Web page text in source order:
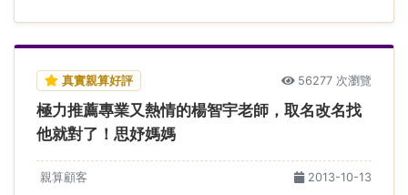
真實親算好評 56277 次瀏覽
極力推薦專業又熱情的楊智宇老師，取名改名找
他就對了！思妤媽媽
親算顧客 2013-10-13